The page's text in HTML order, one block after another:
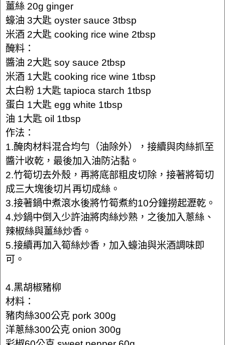
薑絲 20g ginger
蠔油 3大匙 oyster sauce 3tbsp
米酒 2大匙 cooking rice wine 2tbsp
醃料：
醬油 2大匙 soy sauce 2tbsp
米酒 1大匙 cooking rice wine 1tbsp
太白粉 1大匙 tapioca starch 1tbsp
蛋白 1大匙 egg white 1tbsp
油 1大匙 oil 1tbsp
作法：
1.醃肉材料混合均勻（油除外），接續與肉絲抓至
醬汁收乾，最後加入油防沾黏。
2.竹筍切去外殼，再將底部粗皮切除，接著將筍切
成三大塊後切片再切成絲。
3.接著鍋中煮滾水後將竹筍煮約10分鐘撈起瀝乾。
4.炒鍋中倒入少許油將肉絲炒熟，之後加入蔥絲、
辣椒絲與薑絲炒香。
5.接續再加入筍絲炒香，加入蠔油與米酒調味即
可。
4.黑胡椒豬柳
材料：
豬肉絲300公克 pork 300g
洋蔥絲300公克 onion 300g